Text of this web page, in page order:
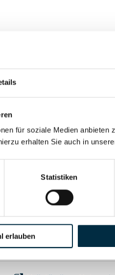
für soziale Medien anbieten
erhalten Sie auch in
Statistiken
erlauben
Vollständiges
Vollständiges
Vollständiges